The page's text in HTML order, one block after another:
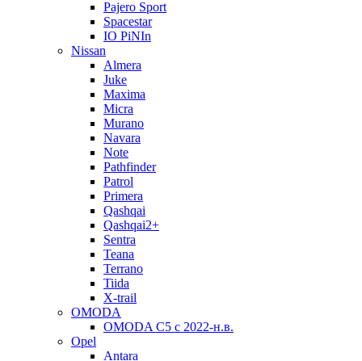
Pajero Sport
Spacestar
IO PiNIn
Nissan
Almera
Juke
Maxima
Micra
Murano
Navara
Note
Pathfinder
Patrol
Primera
Qashqai
Qashqai2+
Sentra
Teana
Terrano
Tiida
X-trail
OMODA
OMODA C5 c 2022-н.в.
Opel
Antara